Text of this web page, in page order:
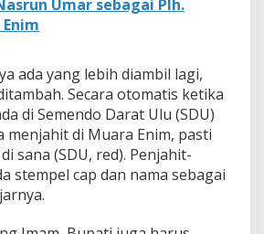
Umar sebagai Plh.
ada yang lebih diambil lagi,
Secara otomatis ketika
di Semendo Darat Ulu (SDU)
menjahit di Muara Enim, pasti
sana (SDU, red). Penjahit-
stempel cap dan nama sebagai